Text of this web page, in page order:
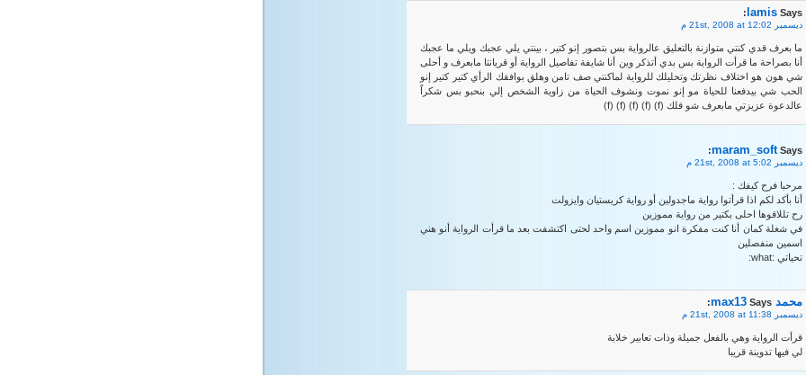
lamis Says:
ديسمبر 21st, 2008 at 12:02 م
ما بعرف قدي كنتي متوازنة بالتعليق عالرواية بس بتصور إنو كتير ، بينتي يلي عجبك ويلي ما عجبك
أنا بصراحة ما قرأت الرواية بس بدي أتذكر وين أنا شايفة تفاصيل الرواية أو قريانتا مابعرف و أحلى
شي هون هو اختلاف نظرتك وتحليلك للرواية لماكنتي صف تامن وهلق بوافقك الرأي كتير كتير إنو
الحب شي بيدفعنا للحياة مو إنو نموت ونشوف الحياة من زاوية الشخص إلي بنحبو بس شكراً
عالدعوة عزيزتي مابعرف شو قلك (f) (f) (f) (f) (f)
maram_soft Says:
ديسمبر 21st, 2008 at 5:02 م
مرحبا فرح كيفك :
أنا بأكد لكم اذا قرأتوا رواية ماجدولين أو رواية كريستيان وايزولت
رح تللاقوها احلى بكتير من رواية مموزين
في شغلة كمان أنا كنت مفكرة انو مموزين اسم واحد لحتى اكتشفت بعد ما قرأت الرواية أنو هني
اسمين منفصلين
تحياتي :what:
محمد max13 Says:
ديسمبر 21st, 2008 at 11:38 م
قرأت الرواية وهي بالفعل جميلة وذات تعابير خلابة
لي فيها تدوينة قريبا